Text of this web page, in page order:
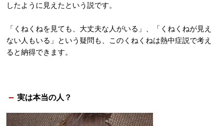
したように見えたという説です。
「くねくねを見ても、大丈夫な人がいる」、「くねくねが見え
ない人もいる」という疑問も、このくねくねは熱中症説で考え
ると納得できます。
実は本当の人？